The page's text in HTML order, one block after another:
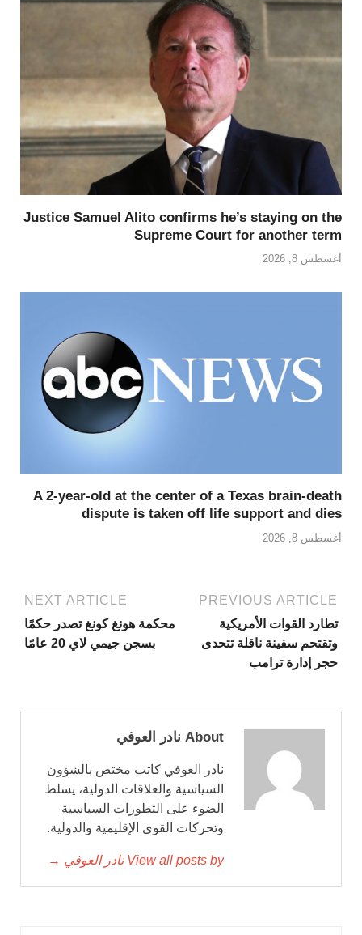
Justice Samuel Alito confirms he’s staying on the
Supreme Court for another term
أغسطس 8, 2026
A 2-year-old at the center of a Texas brain-death
dispute is taken off life support and dies
أغسطس 8, 2026
PREVIOUS ARTICLE
تطارد القوات الأمريكية
وتقتحم سفينة ناقلة تتحدى
حجر إدارة ترامب
NEXT ARTICLE
محكمة هونغ كونغ تصدر حكمًا
بسجن جيمي لاي 20 عامًا
About نادر العوفي
نادر العوفي كاتب مختص بالشؤون
السياسية والعلاقات الدولية، يسلط
الضوء على التطورات السياسية
وتحركات القوى الإقليمية والدولية.
View all posts by نادر العوفي →